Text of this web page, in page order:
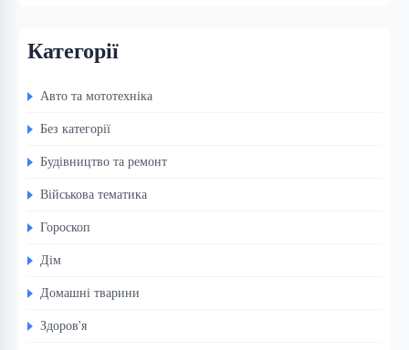
Категорії
Авто та мототехніка
Без категорії
Будівництво та ремонт
Військова тематика
Гороскоп
Дім
Домашні тварини
Здоров'я